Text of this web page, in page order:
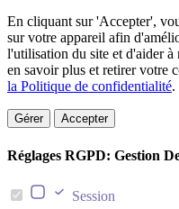
En cliquant sur 'Accepter',
sur votre appareil afin
l'utilisation du site et d'aider
en savoir plus et retirer votre
la Politique de confidentialité.
Gérer Accepter
Réglages RGPD: Gestion
Session